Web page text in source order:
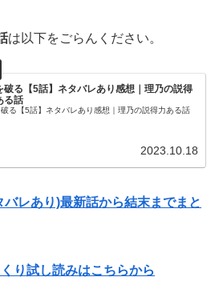
は以下をごらんください。
破る【5話】ネタバレあり感想｜理乃の説得
る話
破る【5話】ネタバレあり感想｜理乃の説得力ある話
2023.10.18
バレあり)最新話から結末までまと
り試し読みはこちらから